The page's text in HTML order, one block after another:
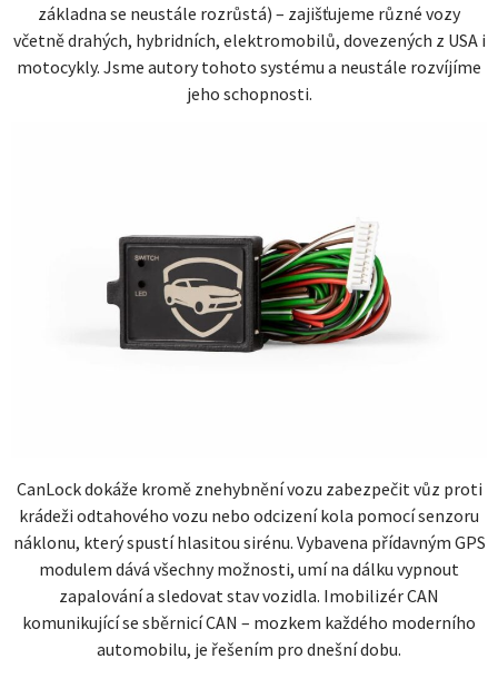
základna se neustále rozrůstá) – zajišťujeme různé vozy
včetně drahých, hybridních, elektromobilů, dovezených z USA i
motocykly. Jsme autory tohoto systému a neustále rozvíjíme
jeho schopnosti.
CanLock dokáže kromě znehybnění vozu zabezpečit vůz proti
krádeži odtahového vozu nebo odcizení kola pomocí senzoru
náklonu, který spustí hlasitou sirénu. Vybavena přídavným GPS
modulem dává všechny možnosti, umí na dálku vypnout
zapalování a sledovat stav vozidla. Imobilizér CAN
komunikující se sběrnicí CAN – mozkem každého moderního
automobilu, je řešením pro dnešní dobu.